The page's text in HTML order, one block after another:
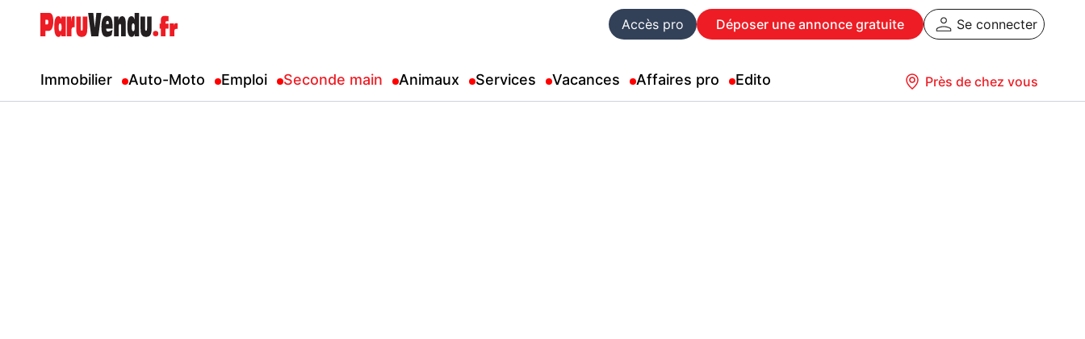
Accès pro Déposer une annonce gratuite Se connecter
Immobilier Auto-Moto Emploi Seconde main Animaux Services Vacances Affaires pro Edito Près de chez vous